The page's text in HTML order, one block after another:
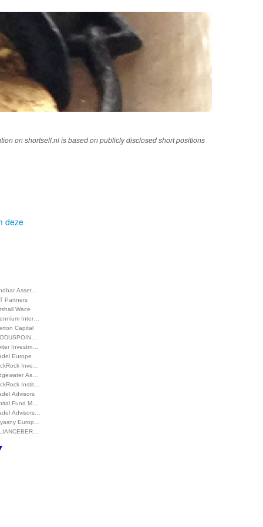
on shortsell.nl is based on publicly disclosed short positions
deze
Asset…
Partners
Wace
Inter…
Capital
Investm…
Europe
Inve…
As…
Instit…
Advisors
Fund M…
Advisors…
Europ…